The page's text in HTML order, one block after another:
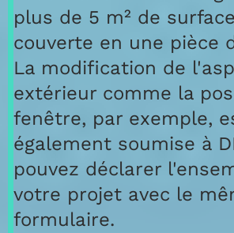
plus de 5 m² de
couverte en une pièce
La modification de
extérieur comme la
fenêtre, par exemple,
également soumise à
pouvez déclarer
votre projet avec le
formulaire.